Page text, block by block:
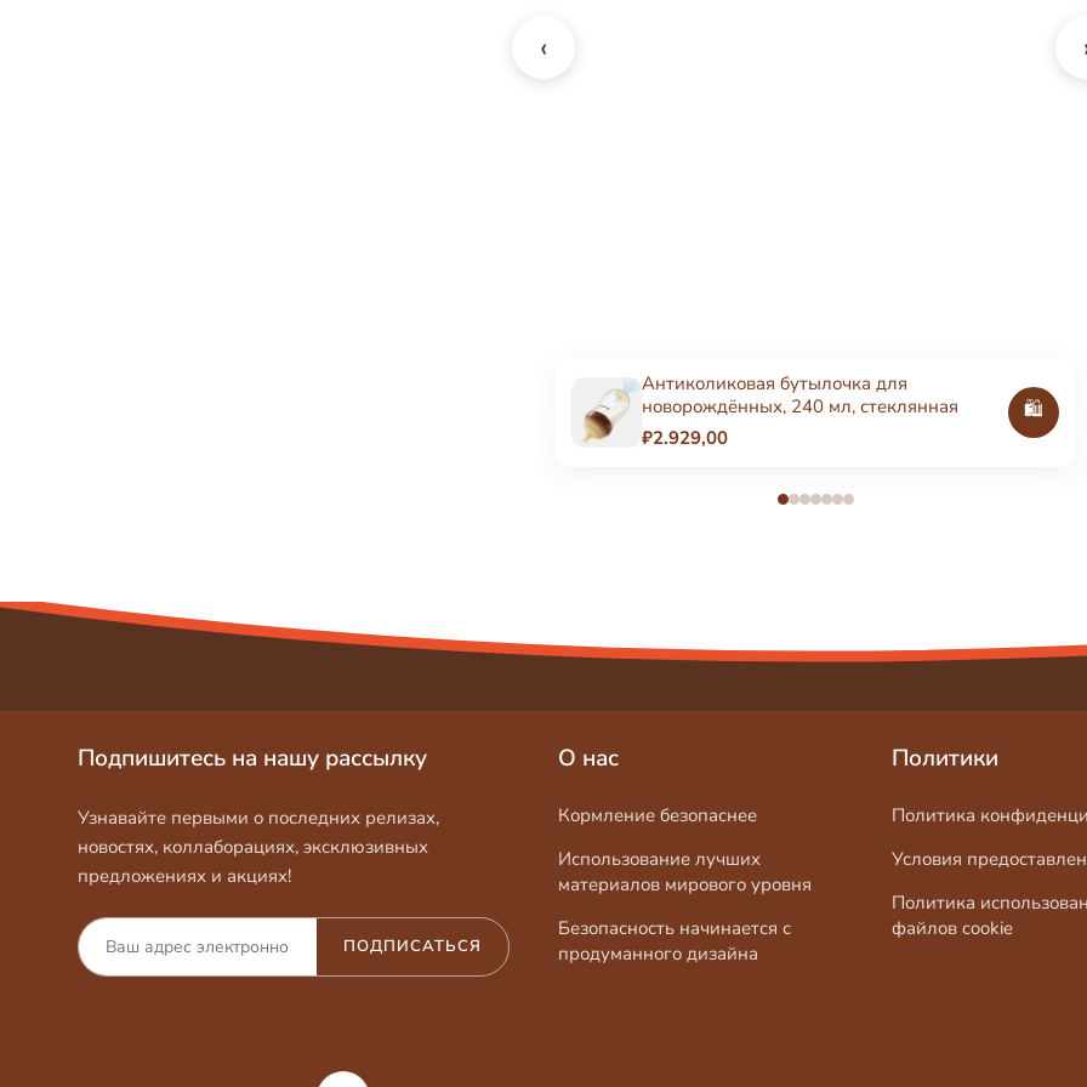
‹
Антиколиковая бутылочка для
новорождённых, 240 мл, стеклянная
₽2.929,00
🛍️
Подпишитесь на нашу рассылку
Узнавайте первыми о последних релизах,
новостях, коллаборациях, эксклюзивных
предложениях и акциях!
ПОДПИСАТЬСЯ
О нас
Кормление безопаснее
Использование лучших
материалов мирового уровня
Безопасность начинается с
продуманного дизайна
Политики
Политика
Условия
Политика
файлов cookie